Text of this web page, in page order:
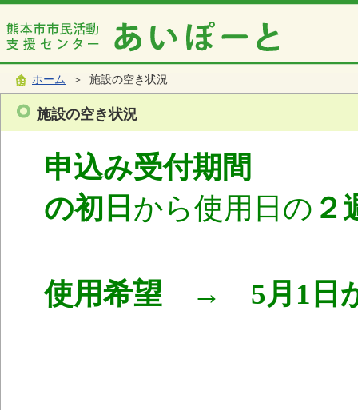
ホーム ＞ 施設の空き状況
施設の空き状況
申込み受付期間
の初日 から使用日の ２
使用希望 → 5月1日か